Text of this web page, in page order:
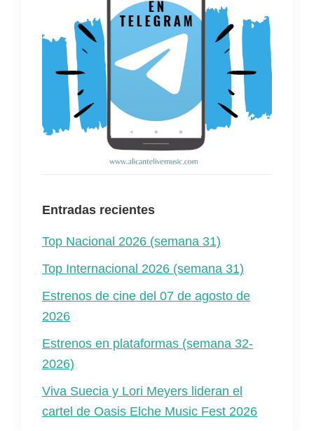
Entradas recientes
Top Nacional 2026 (semana 31)
Top Internacional 2026 (semana 31)
Estrenos de cine del 07 de agosto de
2026
Estrenos en plataformas (semana 32-
2026)
Viva Suecia y Lori Meyers lideran el
cartel de Oasis Elche Music Fest 2026